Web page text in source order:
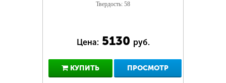
Твердость: 58
Цена: 5130 руб.
КУПИТЬ ПРОСМОТР